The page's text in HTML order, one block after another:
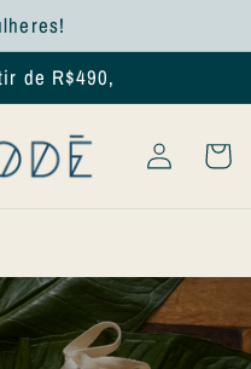
de R$490,
Fazer
login